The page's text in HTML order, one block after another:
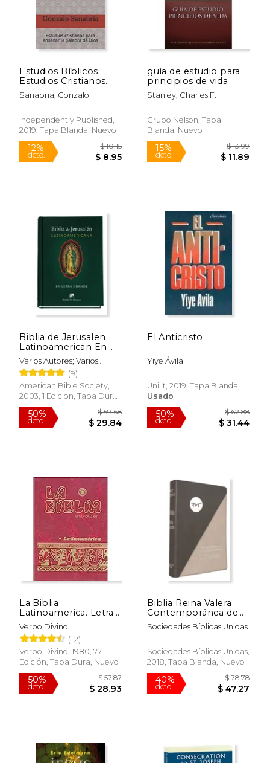
Estudios Bíblicos:
Estudios Cristianos
Para Enseñar la
Palabra de Dios
Sanabria, Gonzalo
Independently Published,
2019, Tapa Blanda, Nuevo
12%
dcto.
guía de estudio para
principios de vida
Stanley, Charles F.
Grupo Nelson, Tapa
Blanda, Nuevo
15%
dcto.
Biblia de Jerusalen
Latinoamerican En
Letra Grande-OS
Varios Autores; Varios
Autores
(9)
American Bible Society,
2003, 1 Edición, Tapa Dura,
Nuevo
El Anticristo
Yiye Ávila
Unilit, 2019, Tapa Blanda,
Usado
La Biblia
Latinoamerica. Letra
Grande (tapa dura
color aletorio))
Verbo Divino
(12)
Verbo Divino, 1980, 77
Edición, Tapa Dura, Nuevo
Biblia Reina Valera
Contemporánea de
Estudio
Sociedades Bíblicas Unidas
Sociedades Bíblicas Unidas,
2018, Tapa Blanda, Nuevo